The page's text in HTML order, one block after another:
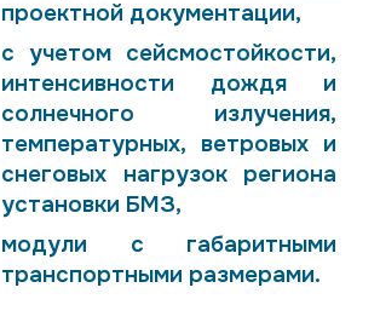
проектной документации,
с учетом сейсмостойкости,
интенсивности дождя и
солнечного излучения,
температурных, ветровых и
снеговых нагрузок региона
установки БМЗ,
модули с габаритными
транспортными размерами.